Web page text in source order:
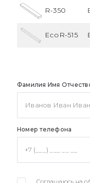
R-350
EcoR-515
Фамилия Имя
Номер телефона
Соглашаюсь на